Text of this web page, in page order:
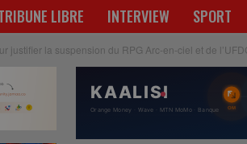
LIBRE INTERVIEW SPORT
justifier la suspension du RPG Arc-en-ciel et de